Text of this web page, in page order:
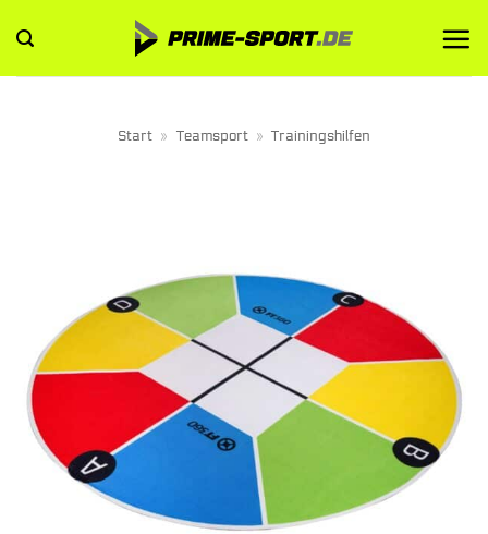
Inhalt
springen
Start » Teamsport » Trainingshilfen